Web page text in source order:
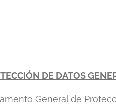
DE DATOS
General de